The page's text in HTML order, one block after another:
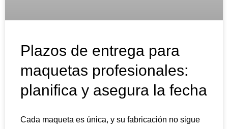
Plazos de entrega para
maquetas profesionales:
planifica y asegura la fecha
Cada maqueta es única, y su fabricación no sigue